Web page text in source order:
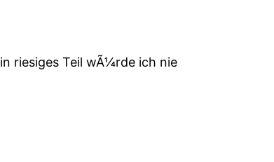
riesiges Teil wÃ¼rde ich nie